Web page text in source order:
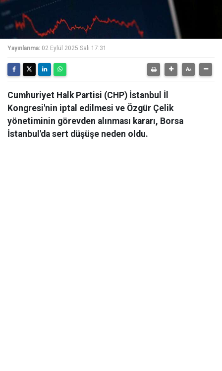
Yayınlanma: 02 Eylül 2025 Salı 17:31
Cumhuriyet Halk Partisi (CHP) İstanbul İl
Kongresi'nin iptal edilmesi ve Özgür Çelik
yönetiminin görevden alınması kararı, Borsa
İstanbul'da sert düşüşe neden oldu.